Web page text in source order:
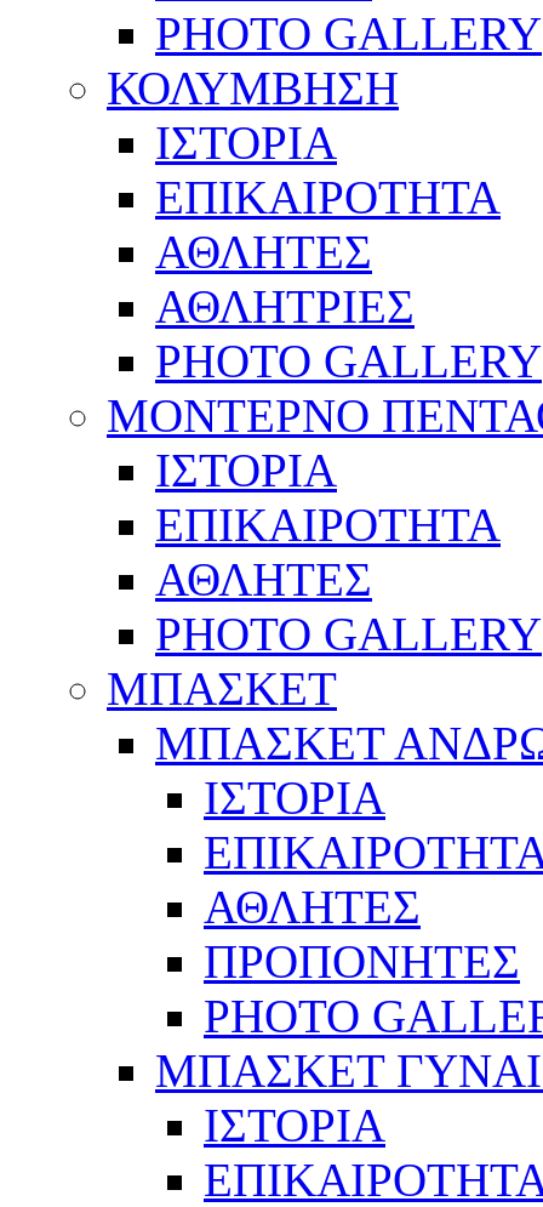
PHOTO GALLERY
ΚΟΛΥΜΒΗΣΗ
ΙΣΤΟΡΙΑ
ΕΠΙΚΑΙΡΟΤΗΤΑ
ΑΘΛΗΤΕΣ
ΑΘΛΗΤΡΙΕΣ
PHOTO GALLERY
ΜΟΝΤΕΡΝΟ
ΙΣΤΟΡΙΑ
ΕΠΙΚΑΙΡΟΤΗΤΑ
ΑΘΛΗΤΕΣ
PHOTO GALLERY
ΜΠΑΣΚΕΤ
ΜΠΑΣΚΕΤ
ΙΣΤΟΡΙΑ
ΑΘΛΗΤΕΣ
ΠΡΟΠΟΝΗΤΕΣ
PHOTO
ΜΠΑΣΚΕΤ
ΙΣΤΟΡΙΑ